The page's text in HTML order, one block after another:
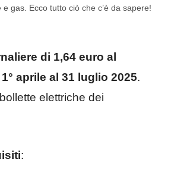
gas. Ecco tutto ciò che c’è da sapere!
di 1,64 euro al
aprile al 31 luglio 2025.
elettriche dei
:​